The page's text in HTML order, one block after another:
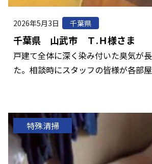
2026年5月3日 千葉県
千葉県 山武市 Ｔ.Ｈ様さま
戸建て全体に深く染み付いた臭気が
た。相談時にスタッフの皆様が各部
特殊清掃